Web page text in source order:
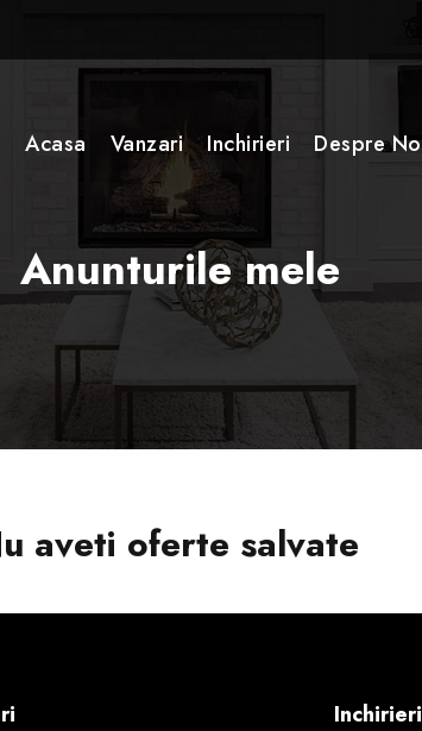
Acasa Vanzari Inchirieri Despre
Anunturile mele
aveti oferte salvate
Inchirieri